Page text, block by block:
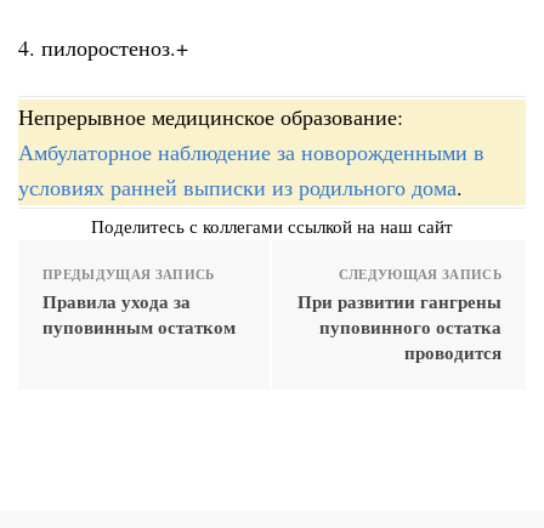
4. пилоростеноз.+
Непрерывное медицинское образование:
Амбулаторное наблюдение за новорожденными в
условиях ранней выписки из родильного дома.
Поделитесь с коллегами ссылкой на наш сайт
ПРЕДЫДУЩАЯ ЗАПИСЬ
Правила ухода за
пуповинным остатком
СЛЕДУЮЩАЯ ЗАПИСЬ
При развитии гангрены
пуповинного остатка
проводится